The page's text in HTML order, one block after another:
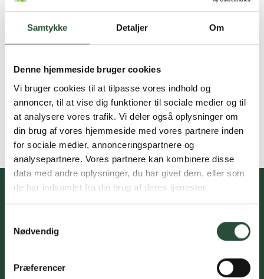
Samtykke Detaljer Om
Denne hjemmeside bruger cookies
Vi bruger cookies til at tilpasse vores indhold og
annoncer, til at vise dig funktioner til sociale medier og til
at analysere vores trafik. Vi deler også oplysninger om
din brug af vores hjemmeside med vores partnere inden
for sociale medier, annonceringspartnere og
analysepartnere. Vores partnere kan kombinere disse
data med andre oplysninger, du har givet dem, eller som
de har indsamlet fra din brug af deres tjenester.
Nødvendig
Præferencer
Du skal acceptere cookies for at kunne tilmelde dig vores
nyhedsbrev